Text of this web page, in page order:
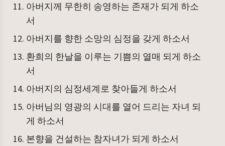
아버지께 무한히 송영하는 존재가 되게 하소
서
아버지를 향한 소망의 심정을 갖게 하소서
환희의 한날을 이루는 기쁨의 열매 되게 하소
서
아버지의 심정세계로 찾아들게 하소서
아버님의 영광의 시대를 열어 드리는 자녀 되
게 하소서
본향을 건설하는 참자녀가 되게 하소서